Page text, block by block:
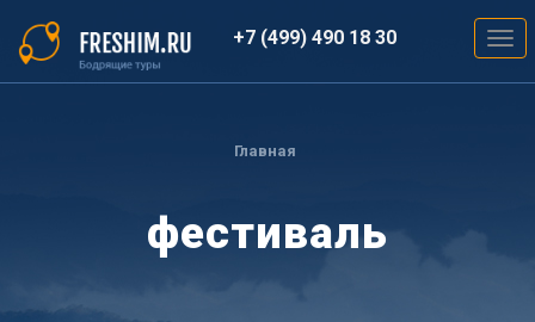
основному
содержанию
+7 (499) 490 18 30
Главная
фестиваль